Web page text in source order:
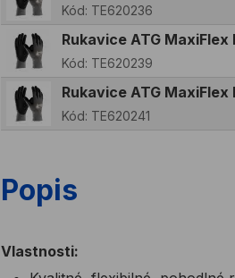
Kód: TE620236
Rukavice ATG MaxiFlex
Kód: TE620239
Rukavice ATG MaxiFlex
Kód: TE620241
Popis
Vlastnosti: